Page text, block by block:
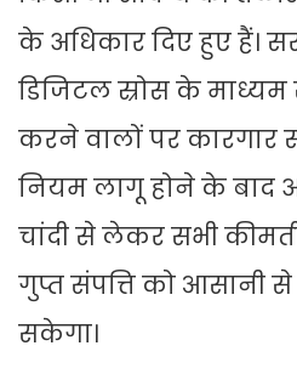
के अधिकार दिए हुए हैं।
डिजिटल स्रोस के माध्यम
करने वालों पर कारगार
नियम लागू होने के बाद
चांदी से लेकर सभी
गुप्त संपत्ति को आसानी से
सकेगा।